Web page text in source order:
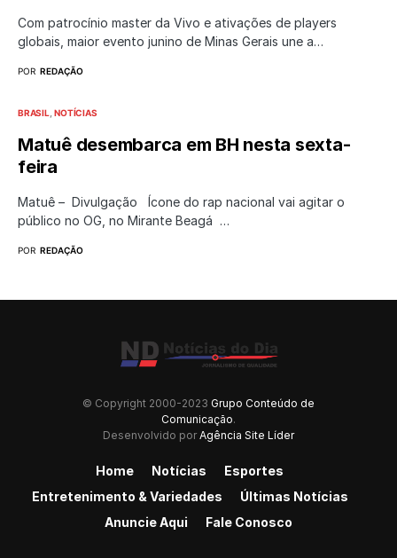
Com patrocínio master da Vivo e ativações de players
globais, maior evento junino de Minas Gerais une a…
POR REDAÇÃO
BRASIL NOTÍCIAS
Matuê desembarca em BH nesta sexta-
feira
Matuê – Divulgação Ícone do rap nacional vai agitar o
público no OG, no Mirante Beagá …
POR REDAÇÃO
© Copyright 2000-2023 Grupo Conteúdo de
Comunicação.
Desenvolvido por Agência Site Líder
Home Notícias
Esportes
Entretenimento & Variedades
Últimas Notícias
Anuncie Aqui
Fale Conosco